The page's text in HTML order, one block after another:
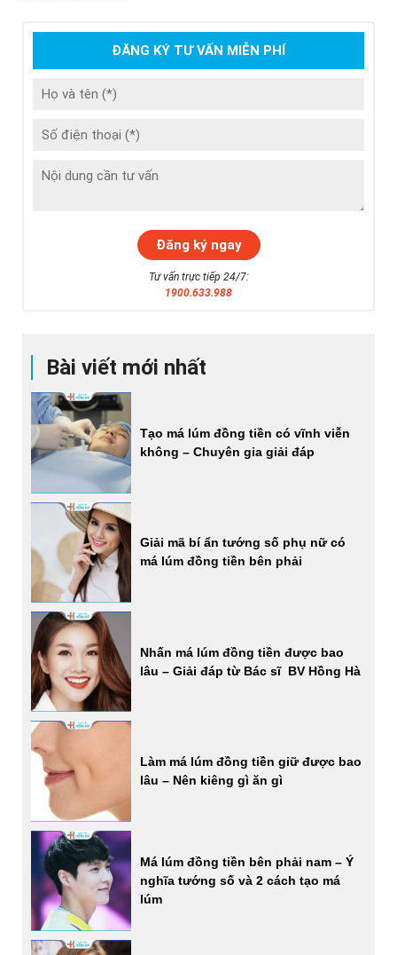
Bài viết mới nhất
Tạo má lúm đồng tiền có vĩnh viễn
không – Chuyên gia giải đáp
Giải mã bí ẩn tướng số phụ nữ có
má lúm đồng tiền bên phải
Nhấn má lúm đồng tiền được bao
lâu – Giải đáp từ Bác sĩ BV Hồng Hà
Làm má lúm đồng tiền giữ được bao
lâu – Nên kiêng gì ăn gì
Má lúm đồng tiền bên phải nam – Ý
nghĩa tướng số và 2 cách tạo má
lúm
ĐĂNG KÝ TƯ VẤN MIỄN PHÍ
Tư vấn trực tiếp 24/7:
1900.633.988